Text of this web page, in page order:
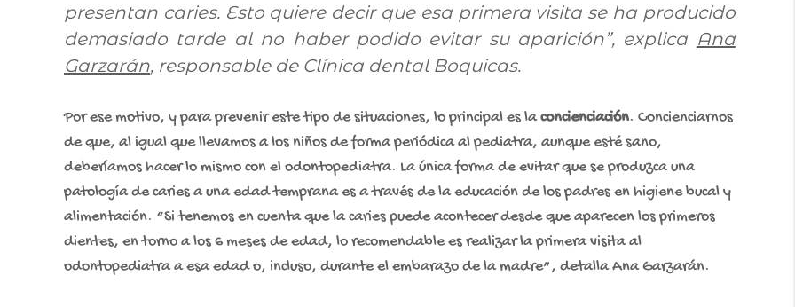
presentan caries. Esto quiere decir que esa primera visita se ha producido
demasiado tarde al no haber podido evitar su aparición”, explica Ana
Garzarán, responsable de Clínica dental Boquicas.
Por ese motivo, y para prevenir este tipo de situaciones, lo principal es laconcienciación. Concienciarnos
de que, al igual que llevamos a los niños de forma periódica al pediatra, aunque esté sano,
deberíamos hacer lo mismo con el odontopediatra. La única forma de evitar que se produzca una
patología de caries a una edad temprana es a través de la educación de los padres en higiene bucal y
alimentación. “Si tenemos en cuenta que la caries puede acontecer desde que aparecen los primeros
dientes, en torno a los 6 meses de edad, lo recomendable es realizar la primera visita al
odontopediatra a esa edad o, incluso, durante el embarazo de la madre”, detalla Ana Garzarán.